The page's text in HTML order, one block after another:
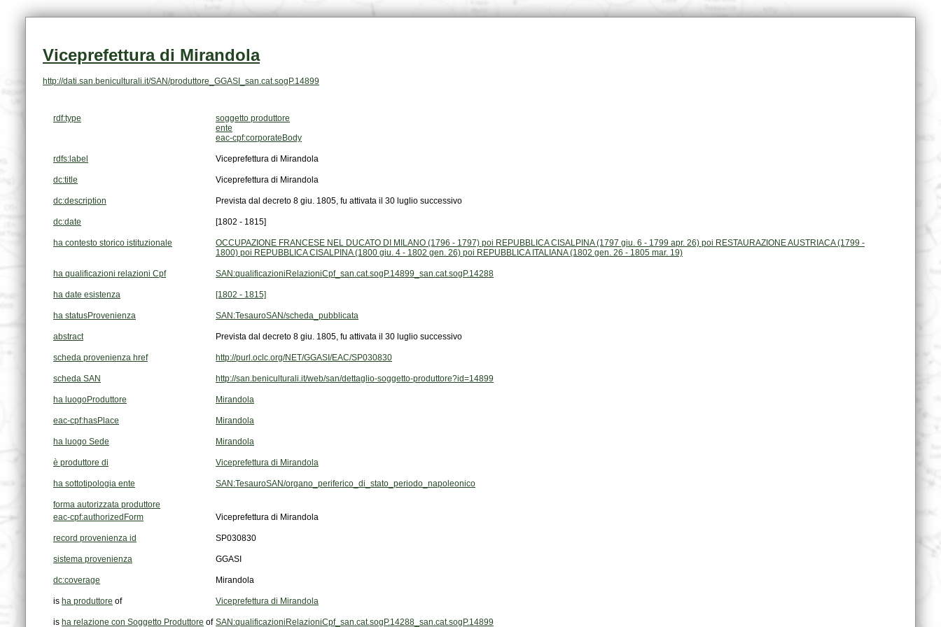
Viceprefettura di Mirandola
http://dati.san.beniculturali.it/SAN/produttore_GGASI_san.cat.sogP.14899
rdf:type
soggetto produttore
ente
eac-cpf:corporateBody
rdfs:label Viceprefettura di Mirandola
dc:title Viceprefettura di Mirandola
dc:description Prevista dal decreto 8 giu. 1805, fu attivata il 30 luglio successivo
dc:date [1802 - 1815]
ha contesto storico istituzionale
1800) poi REPUBBLICA CISALPINA (1800 giu. 4 - 1802 gen. 26) poi REPUBBLICA ITALIANA (1802 gen. 26 - 1805 mar. 19)
ha qualificazioni relazioni Cpf SAN:qualificazioniRelazioniCpf_san.cat.sogP.14899_san.cat.sogP.14288
ha date esistenza [1802 - 1815]
ha statusProvenienza SAN:TesauroSAN/scheda_pubblicata
abstract Prevista dal decreto 8 giu. 1805, fu attivata il 30 luglio successivo
scheda provenienza href http://purl.oclc.org/NET/GGASI/EAC/SP030830
scheda SAN http://san.beniculturali.it/web/san/dettaglio-soggetto-produttore?id=14899
ha luogoProduttore Mirandola
eac-cpf:hasPlace Mirandola
ha luogo Sede Mirandola
è produttore di Viceprefettura di Mirandola
ha sottotipologia ente SAN:TesauroSAN/organo_periferico_di_stato_periodo_napoleonico
forma autorizzata produttore
eac-cpf:authorizedForm
Viceprefettura di Mirandola
record provenienza id SP030830
sistema provenienza GGASI
dc:coverage Mirandola
is ha produttore of Viceprefettura di Mirandola
is ha relazione con Soggetto Produttore of SAN:qualificazioniRelazioniCpf_san.cat.sogP.14288_san.cat.sogP.14899